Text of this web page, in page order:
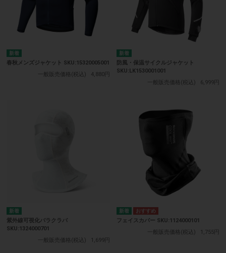
春秋メンズジャケット SKU:15320005001
一般販売価格(税込)
4,880円
防風・保温サイクルジャケット
SKU:LK1530001001
一般販売価格(税込)
6,999円
紫外線可視化バラクラバ
SKU:1324000701
一般販売価格(税込)
1,699円
フェイスカバー SKU:1124000101
一般販売価格(税込)
1,755円